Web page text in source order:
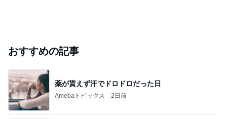
おすすめの記事
薬が貰えず汗でドロドロだった日
Amebaトピックス 2日前